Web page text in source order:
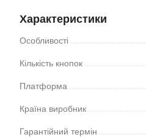
Характеристики
Особливості
Кількість кнопок
Платформа
Країна виробник
Гарантійний термін